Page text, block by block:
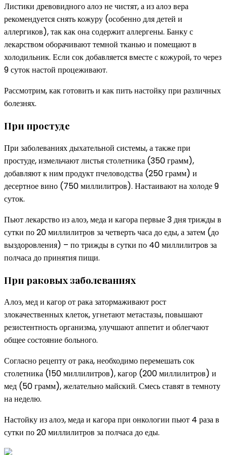
Листики древовидного алоэ не чистят, а из алоэ вера
рекомендуется снять кожуру (особенно для детей и
аллергиков), так как она содержит аллергены. Банку с
лекарством оборачивают темной тканью и помещают в
холодильник. Если сок добавляется вместе с кожурой, то через
9 суток настой процеживают.
Рассмотрим, как готовить и как пить настойку при различных
болезнях.
При простуде
При заболеваниях дыхательной системы, а также при
простуде, измельчают листья столетника (350 грамм),
добавляют к ним продукт пчеловодства (250 грамм) и
десертное вино (750 миллилитров). Настаивают на холоде 9
суток.
Пьют лекарство из алоэ, меда и кагора первые 3 дня трижды в
сутки по 20 миллилитров за четверть часа до еды, а затем (до
выздоровления) – по трижды в сутки по 40 миллилитров за
полчаса до принятия пищи.
При раковых заболеваниях
Алоэ, мед и кагор от рака затормаживают рост
злокачественных клеток, угнетают метастазы, повышают
резистентность организма, улучшают аппетит и облегчают
общее состояние больного.
Согласно рецепту от рака, необходимо перемешать сок
столетника (150 миллилитров), кагор (200 миллилитров) и
мед (50 грамм), желательно майский. Смесь ставят в темноту
на неделю.
Настойку из алоэ, меда и кагора при онкологии пьют 4 раза в
сутки по 20 миллилитров за полчаса до еды.